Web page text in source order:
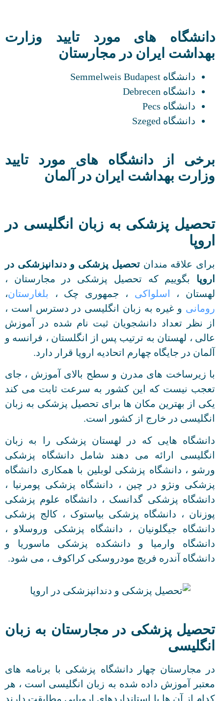
دانشگاه های مورد تایید وزارت
بهداشت ایران در مجارستان
دانشگاه Semmelweis Budapest
دانشگاه Debrecen
دانشگاه Pecs
دانشگاه Szeged
برخی از دانشگاه های مورد تایید
وزارت بهداشت ایران در آلمان
تحصیل پزشکی به زبان انگلیسی در
اروپا
برای علاقه مندانتحصیل پزشکی و دندانپزشکی در
اروپا بگوییم که تحصیل پزشکی در مجارستان ،
لهستان ،
اسلواکی ، جمهوری چک ، بلغارستان،
رومانی و غیره به زبان انگلیسی در دسترس است ،
از نظر تعداد دانشجویان ثبت نام شده در آموزش
عالی ، لهستان به ترتیب پس از انگلستان ، فرانسه و
آلمان در جایگاه چهارم اتحادیه اروپا قرار دارد.
با زیرساخت های مدرن و سطح بالای آموزش ، جای
تعجب نیست که این کشور به سرعت ثابت می کند
یکی از بهترین مکان ها برای تحصیل پزشکی به زبان
انگلیسی در خارج از کشور است.
دانشگاه هایی که در لهستان پزشکی را به زبان
انگلیسی ارائه می دهند شامل دانشگاه پزشکی
ورشو ، دانشگاه پزشکی لوبلین با همکاری دانشگاه
پزشکی ونژو در چین ، دانشگاه پزشکی پومرنیا ،
دانشگاه پزشکی گدانسک ، دانشگاه علوم پزشکی
پوزنان ، دانشگاه پزشکی بیاستوک ، کالج پزشکی
دانشگاه جیگلونیان ، دانشگاه پزشکی وروسلاو ،
دانشگاه وارمیا و دانشکده پزشکی ماسوریا و
دانشگاه آندره فریچ مودروسکی کراکوف ، می شود.
تحصیل پزشکی در مجارستان به زبان
انگلیسی
در مجارستان چهار دانشگاه پزشکی با برنامه های
معتبر آموزش داده شده به زبان انگلیسی است ، هر
کدام از آن ها با استانداردهای اروپایی مطابقت دارند